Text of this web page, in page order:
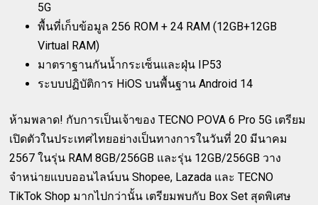
5G
พื้นที่เก็บข้อมูล 256 ROM + 24 RAM (12GB+12GB
Virtual RAM)
มาตราฐานกันน้ำกระเซ็นและฝุ่น IP53
ระบบปฏิบัติการ HiOS บนพื้นฐาน Android 14
ห้ามพลาด! กับการเป็นเจ้าของ TECNO POVA 6 Pro 5G เตรียม
เปิดตัวในประเทศไทยอย่างเป็นทางการในวันที่ 20 มีนาคม
2567 ในรุ่น RAM 8GB/256GB และรุ่น 12GB/256GB วาง
จำหน่ายแบบออนไลน์บน Shopee, Lazada และ TECNO
TikTok Shop มากไปกว่านั้น เตรียมพบกับ Box Set สุดพิเศษ